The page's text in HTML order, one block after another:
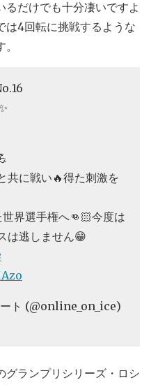
るだけでも十分凄いですよ
は4回転に挑戦するような
共に戦い🔥得た刺激を
界選手権へ👊🏻今度は
は逃しません😁
ト (@online_on_ice)
グランプリシリーズ・ロシ